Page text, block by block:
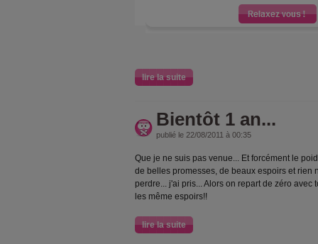
lire la suite
Bientôt 1 an...
publié le 22/08/2011 à 00:35
Que je ne suis pas venue... Et forcément le
de belles promesses, de beaux espoirs et rien
perdre... j'ai pris... Alors on repart de zéro avec
les même espoirs!!
lire la suite